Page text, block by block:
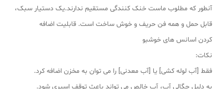
آنطور که مطلوب ماست خنک کنندگی مستقیم ندارند.یک دستیار سبک،
قابل حمل و همه فن حریف و خوش ساخت است. قابلیت اضافه
کردن اسانس های خوشبو
نکات:
فقط [آب لوله کشی] یا [آب معدنی] را می توان به مخزن اضافه کرد.
به دلیل چگالی آب، آب خالص می تواند باعث توقف اسپری شود.